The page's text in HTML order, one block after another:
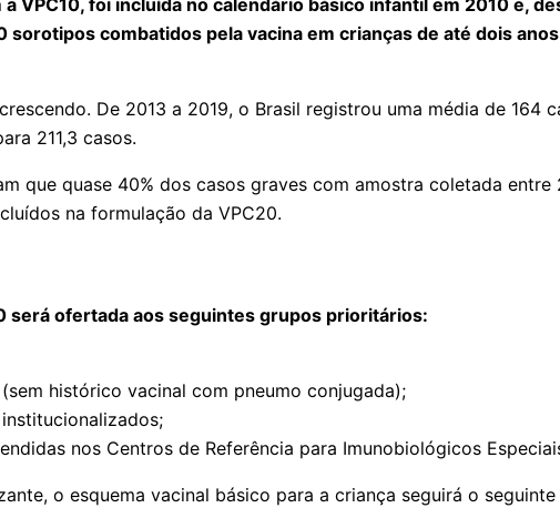
sorotipos combatidos pela vacina em crianças de até dois
De 2013 a 2019, o Brasil registrou uma média de 164
211,3 casos.
que quase 40% dos casos graves com amostra coletada
na formulação da VPC20.
será ofertada aos seguintes grupos prioritários:
histórico vacinal com pneumo conjugada);
nos Centros de Referência para Imunobiológicos
o esquema vacinal básico para a criança seguirá o